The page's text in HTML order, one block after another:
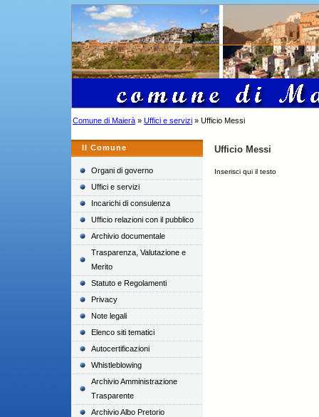
Comune di Maierà » Uffici e servizi » Ufficio Messi
Il Comune
Organi di governo
Uffici e servizi
Incarichi di consulenza
Ufficio relazioni con il pubblico
Archivio documentale
Trasparenza, Valutazione e
Merito
Statuto e Regolamenti
Privacy
Note legali
Elenco siti tematici
Autocertificazioni
Whistleblowing
Archivio Amministrazione
Trasparente
Archivio Albo Pretorio
Ufficio Messi
Inserisci qui il testo